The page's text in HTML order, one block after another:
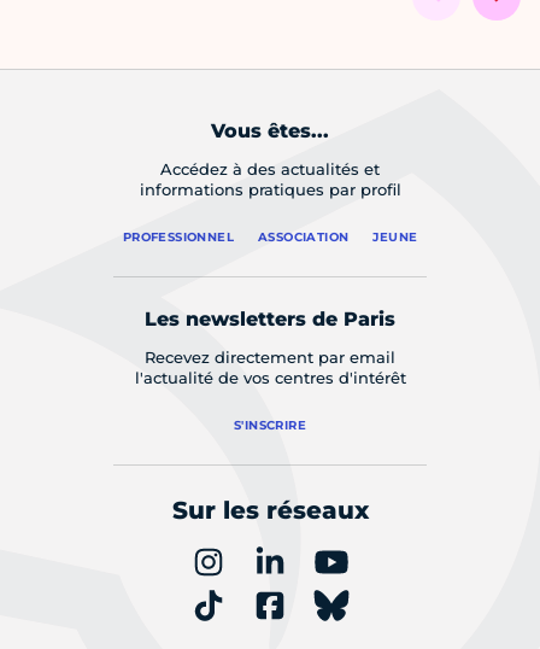
Vous êtes...
Accédez à des actualités et
informations pratiques par profil
PROFESSIONNEL ASSOCIATION JEUNE
Les newsletters de Paris
Recevez directement par email
l'actualité de vos centres d'intérêt
S'INSCRIRE
Sur les réseaux